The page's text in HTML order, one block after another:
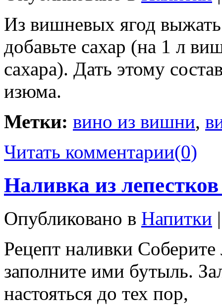
Из вишневых ягод выжать
добавьте сахар (на 1 л
сахара). Дать этому
изюма.
Метки: вино из вишни,
Читать комментарии(0)
Наливка из
Опубликовано в Напитки
Рецепт наливки
заполните ими бутыль.
настояться до тех пор,